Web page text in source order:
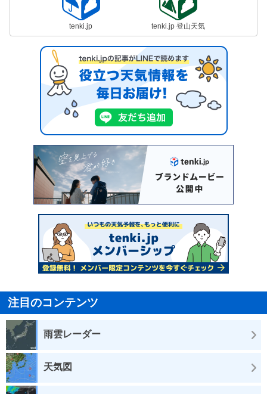
tenki.jp tenki.jp 登山天気
注目のコンテンツ
雨雲レーダー
天気図